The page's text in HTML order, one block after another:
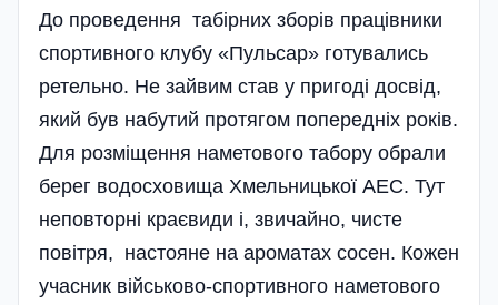
До проведення табірних зборів працівники
спортивного клубу «Пульсар» готувались
ретельно. Не зайвим став у пригоді досвід,
який був набутий протягом попередніх років.
Для розміщення наметового табору обрали
берег водосховища Хме­льницької АЕС. Тут
неповторні краєвиди і, звичайно, чисте
повітря, настояне на ароматах сосен. Кожен
учасник військово-спортивного наметового